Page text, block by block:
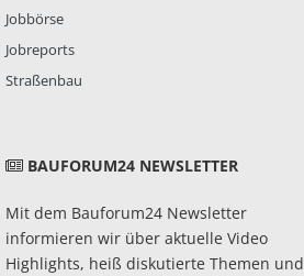
Jobbörse
Jobreports
Straßenbau
BAUFORUM24 NEWSLETTER
Mit dem Bauforum24 Newsletter
informieren wir über aktuelle Video
Highlights, heiß diskutierte Themen und